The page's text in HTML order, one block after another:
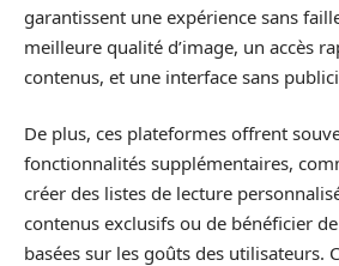
garantissent une expérience sans
meilleure qualité d’image, un accès
contenus, et une interface sans
De plus, ces plateformes offrent
fonctionnalités supplémentaires,
créer des listes de lecture
contenus exclusifs ou de bénéficier
basées sur les goûts des utilisateurs.